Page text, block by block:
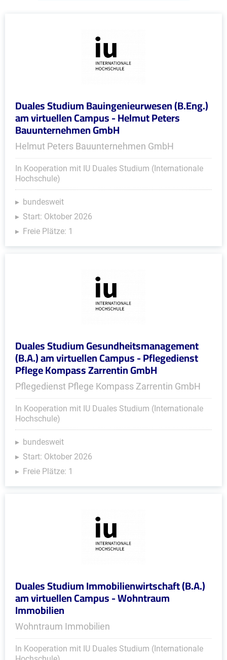
Duales Studium Bauingenieurwesen (B.Eng.)
am virtuellen Campus - Helmut Peters
Bauunternehmen GmbH
Helmut Peters Bauunternehmen GmbH
In Kooperation mit IU Duales Studium (Internationale
Hochschule)
bundesweit
Start: Oktober 2026
Freie Plätze: 1
Duales Studium Gesundheitsmanagement
(B.A.) am virtuellen Campus - Pflegedienst
Pflege Kompass Zarrentin GmbH
Pflegedienst Pflege Kompass Zarrentin GmbH
In Kooperation mit IU Duales Studium (Internationale
Hochschule)
bundesweit
Start: Oktober 2026
Freie Plätze: 1
Duales Studium Immobilienwirtschaft (B.A.)
am virtuellen Campus - Wohntraum
Immobilien
Wohntraum Immobilien
In Kooperation mit IU Duales Studium (Internationale